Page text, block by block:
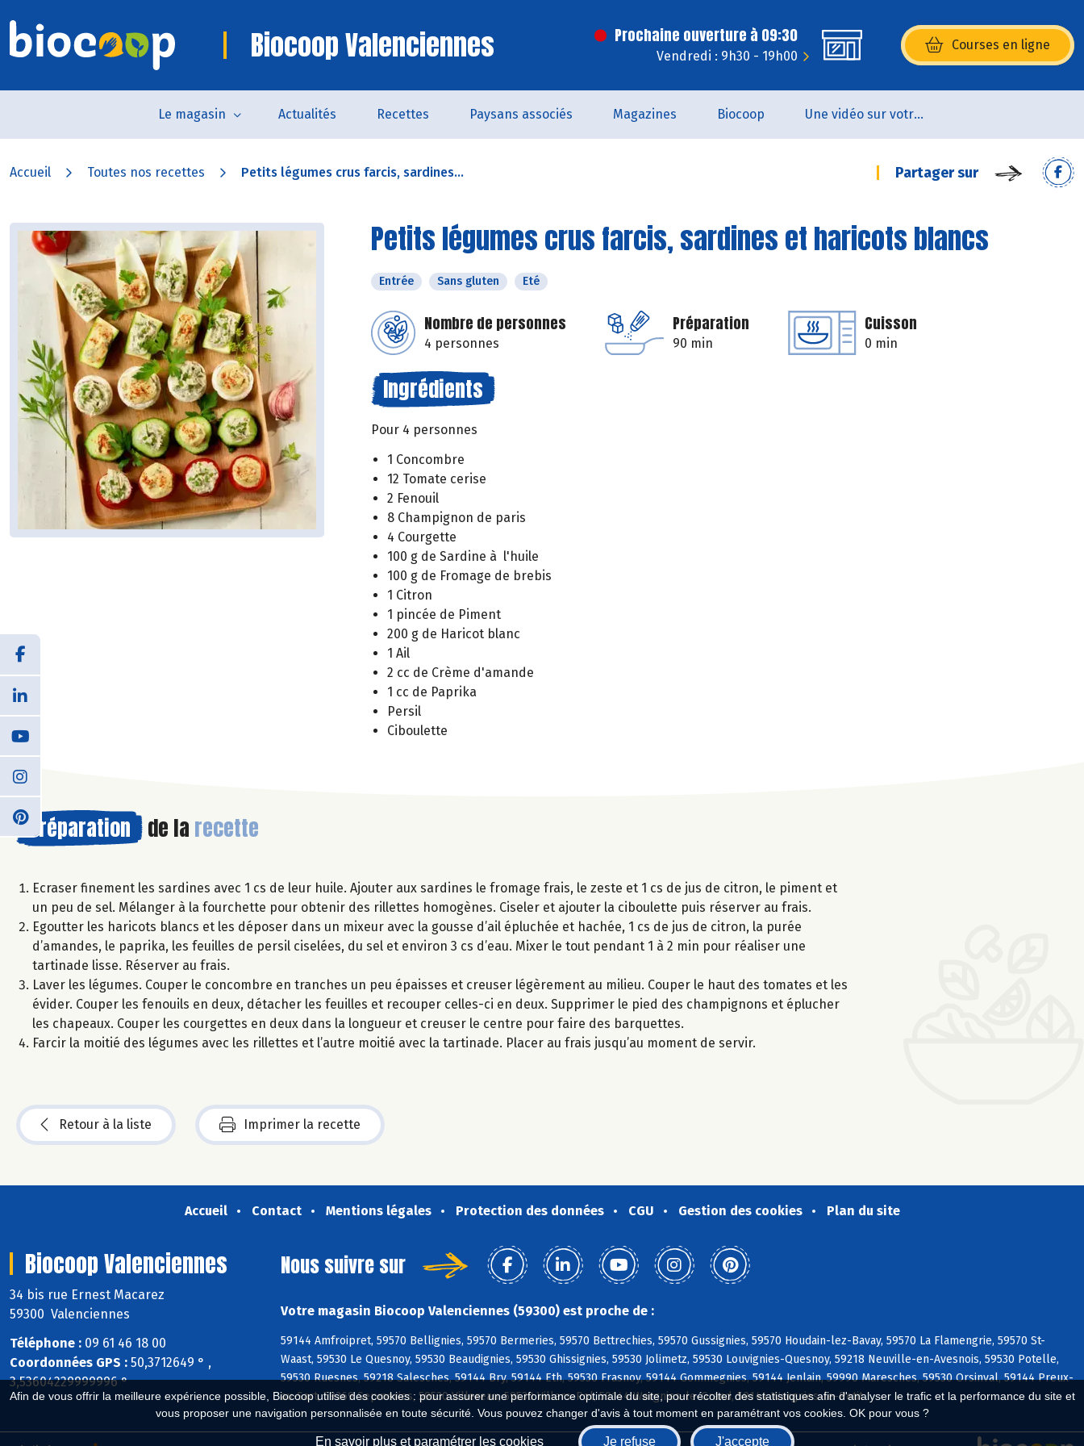
Afin de vous offrir la meilleure expérience possible, Biocoop utilise des cookies : pour assurer une performance optimale du site, pour récolter des statistiques afin d'analyser le trafic et la performance du site et
vous proposer une navigation personnalisée en toute sécurité. Vous pouvez changer d'avis à tout moment en paramétrant vos cookies. OK pour vous ?
En savoir plus et paramétrer les cookies Je refuse J'accepte
Biocoop Valenciennes Prochaine ouverture à 09:30
Vendredi : 9h30 - 19h00
Courses en ligne
(s’ouvre dans une nouvelle
Le magasin Actualités Recettes Paysans associés Magazines Biocoop Une vidéo sur votre magasin...
Accueil Toutes nos recettes Petits légumes crus farcis, sardines... Partager sur
Petits légumes crus farcis, sardines et haricots blancs
Entrée Sans gluten Eté
Nombre de personnes
4 personnes
Préparation
90 min
Cuisson
0 min
Ingrédients
Pour 4 personnes
1 Concombre
12 Tomate cerise
2 Fenouil
8 Champignon de paris
4 Courgette
100 g de Sardine à l'huile
100 g de Fromage de brebis
1 Citron
1 pincée de Piment
200 g de Haricot blanc
1 Ail
2 cc de Crème d'amande
1 cc de Paprika
Persil
Ciboulette
Préparation de la recette
Ecraser finement les sardines avec 1 cs de leur huile. Ajouter aux sardines le fromage frais, le zeste et 1 cs de jus de citron, le piment et
un peu de sel. Mélanger à la fourchette pour obtenir des rillettes homogènes. Ciseler et ajouter la ciboulette puis réserver au frais.
Egoutter les haricots blancs et les déposer dans un mixeur avec la gousse d’ail épluchée et hachée, 1 cs de jus de citron, la purée
d’amandes, le paprika, les feuilles de persil ciselées, du sel et environ 3 cs d’eau. Mixer le tout pendant 1 à 2 min pour réaliser une
tartinade lisse. Réserver au frais.
Laver les légumes. Couper le concombre en tranches un peu épaisses et creuser légèrement au milieu. Couper le haut des tomates et les
évider. Couper les fenouils en deux, détacher les feuilles et recouper celles-ci en deux. Supprimer le pied des champignons et éplucher
les chapeaux. Couper les courgettes en deux dans la longueur et creuser le centre pour faire des barquettes.
Farcir la moitié des légumes avec les rillettes et l’autre moitié avec la tartinade. Placer au frais jusqu’au moment de servir.
Retour à la liste Imprimer la recette
Accueil Contact Mentions légales Protection des données CGU Gestion des cookies Plan du site
Biocoop Valenciennes
34 bis rue Ernest Macarez
59300 Valenciennes
Téléphone : 09 61 46 18 00
Coordonnées GPS : 50,3712649 ° ,
3,53604229999996 °
Nous suivre sur
Votre magasin Biocoop Valenciennes (59300) est proche de :
59144 Amfroipret, 59570 Bellignies, 59570 Bermeries, 59570 Bettrechies, 59570 Gussignies, 59570 Houdain-lez-Bavay, 59570 La Flamengrie, 59570 St-
Waast, 59530 Le Quesnoy, 59530 Beaudignies, 59530 Ghissignies, 59530 Jolimetz, 59530 Louvignies-Quesnoy, 59218 Neuville-en-Avesnois, 59530 Potelle,
59530 Ruesnes, 59218 Salesches, 59144 Bry, 59144 Eth, 59530 Frasnoy, 59144 Gommegnies, 59144 Jenlain, 59990 Maresches, 59530 Orsinval, 59144 Preux-
au-Sart, 59269 Sepmeries, 59530 Villereau, 59530 Villers-Pol, 59144 Wargnies-le-Grand, 59144 Wargnies-le-Petit